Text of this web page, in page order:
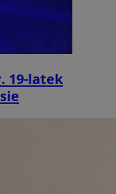
19-latek